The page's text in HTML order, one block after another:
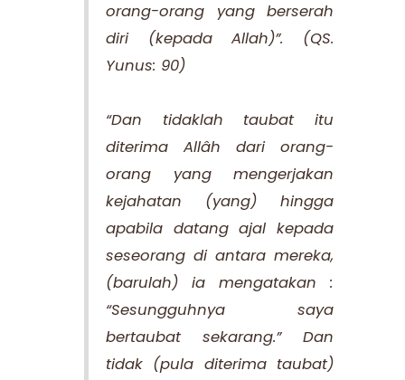
orang-orang yang berserah
diri (kepada Allah)”. (QS.
Yunus: 90)
“Dan tidaklah taubat itu
diterima Allâh dari orang-
orang yang mengerjakan
kejahatan (yang) hingga
apabila datang ajal kepada
seseorang di antara mereka,
(barulah) ia mengatakan :
“Sesungguhnya saya
bertaubat sekarang.” Dan
tidak (pula diterima taubat)